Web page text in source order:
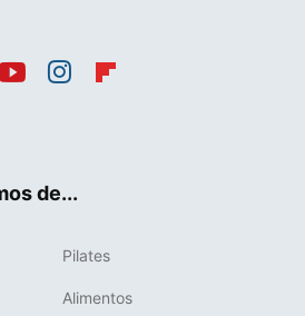
de...
Pilates
Alimentos